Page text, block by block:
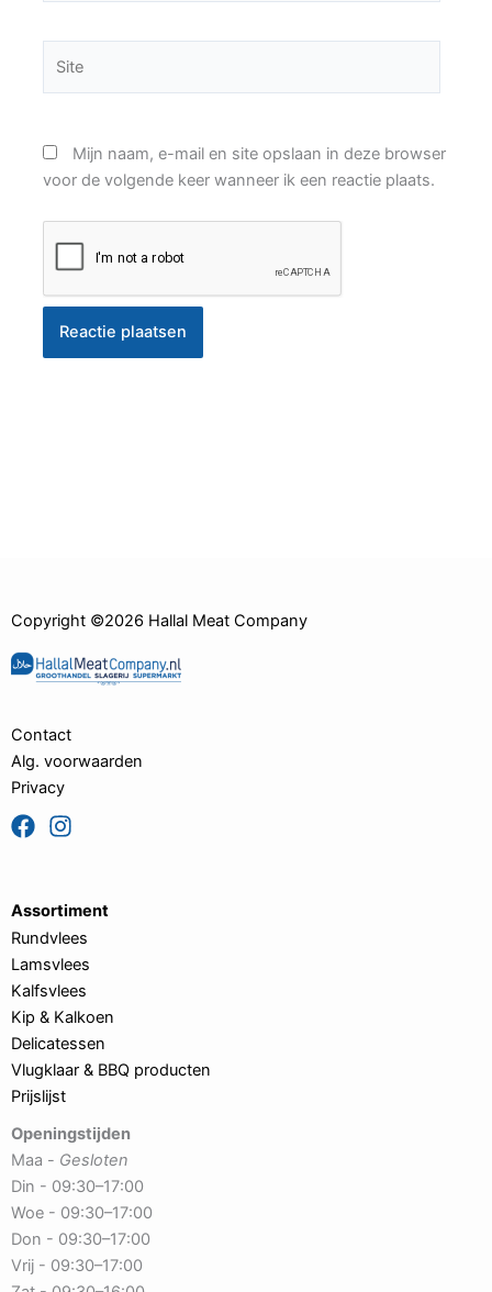
Mijn naam, e-mail en site opslaan in deze browser
voor de volgende keer wanneer ik een reactie plaats.
Copyright ©2026 Hallal Meat Company
Contact
Alg. voorwaarden
Privacy
Assortiment
Rundvlees
Lamsvlees
Kalfsvlees
Kip & Kalkoen
Delicatessen
Vlugklaar & BBQ producten
Prijslijst
Openingstijden
Maa - Gesloten
Din - 09:30–17:00
Woe - 09:30–17:00
Don - 09:30–17:00
Vrij - 09:30–17:00